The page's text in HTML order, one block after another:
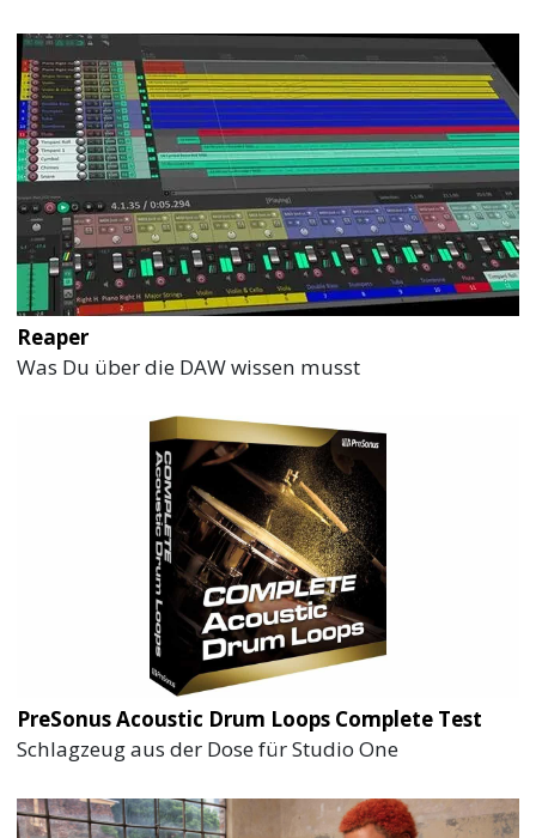
Reaper
Was Du über die DAW wissen musst
PreSonus Acoustic Drum Loops Complete Test
Schlagzeug aus der Dose für Studio One